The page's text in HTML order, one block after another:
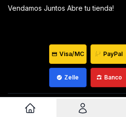
Vendamos Juntos Abre tu tienda!
Visa/MC PayPal
Zelle Banco
Venezuela ©